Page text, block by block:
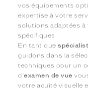
vos équipements
expertise à votre
solutions adaptées
spécifiques.
En tant que
guidons dans la
techniques pour un
d'examen de vue
votre acuité visuelle